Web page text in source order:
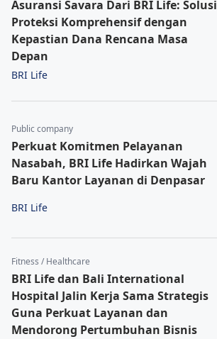
Asuransi Savara Dari BRI Life: Solusi
Proteksi Komprehensif dengan
Kepastian Dana Rencana Masa
Depan
BRI Life
Public company
Perkuat Komitmen Pelayanan
Nasabah, BRI Life Hadirkan Wajah
Baru Kantor Layanan di Denpasar
BRI Life
Fitness / Healthcare
BRI Life dan Bali International
Hospital Jalin Kerja Sama Strategis
Guna Perkuat Layanan dan
Mendorong Pertumbuhan Bisnis